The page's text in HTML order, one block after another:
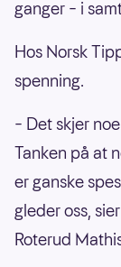
ganger – i
Hos Norsk
spenning.
– Det skjer
Tanken på at
er ganske
gleder oss,
Roterud